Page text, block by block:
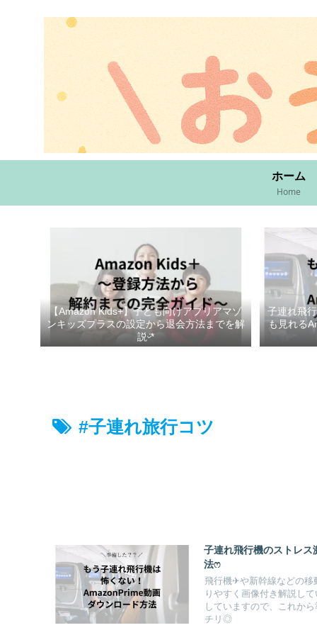
ホーム
Home
【Amazon Kids+】子ども向けアプリアマゾ
ンキッズプラスの設定から退会方法までを解
説ᵕ̈*
子連れ飛
も見れる
#子連れ旅行コツ
子連れ飛行機のストレ
法ෆ ‬
飛行機✈︎や新幹線などの移
りやすく画像付き解説し
していますので、これか
チリ◎